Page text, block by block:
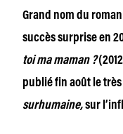
Grand nom du
succès surprise en
toi ma maman ?
publié fin août le
surhumaine,sur